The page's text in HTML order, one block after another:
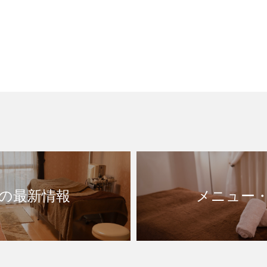
最新情報 メニュー